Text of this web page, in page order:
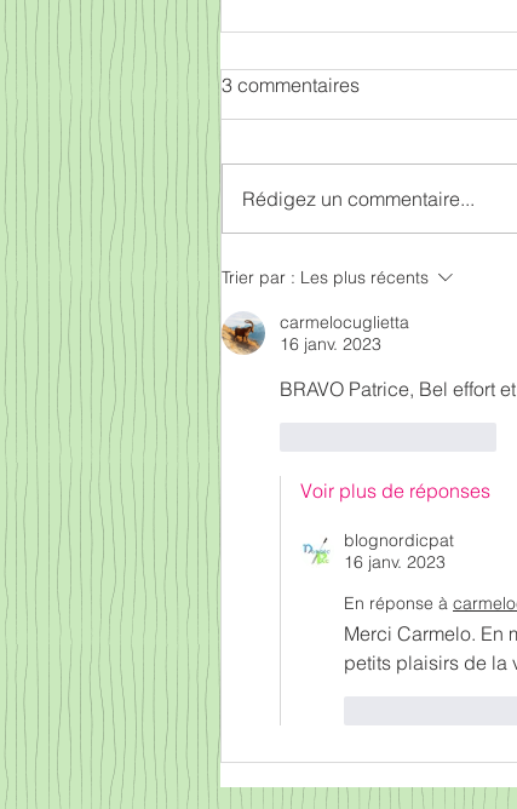
Trek marocain
3 commentaires
Rédigez un commentaire...
Trier par : Les plus récents
carmelocuglietta
16 janv. 2023
BRAVO Patrice, Bel effort
Voir plus de réponses
blognordicpat
16 janv. 2023
En réponse à
Merci Carmelo. En
petits plaisirs de la